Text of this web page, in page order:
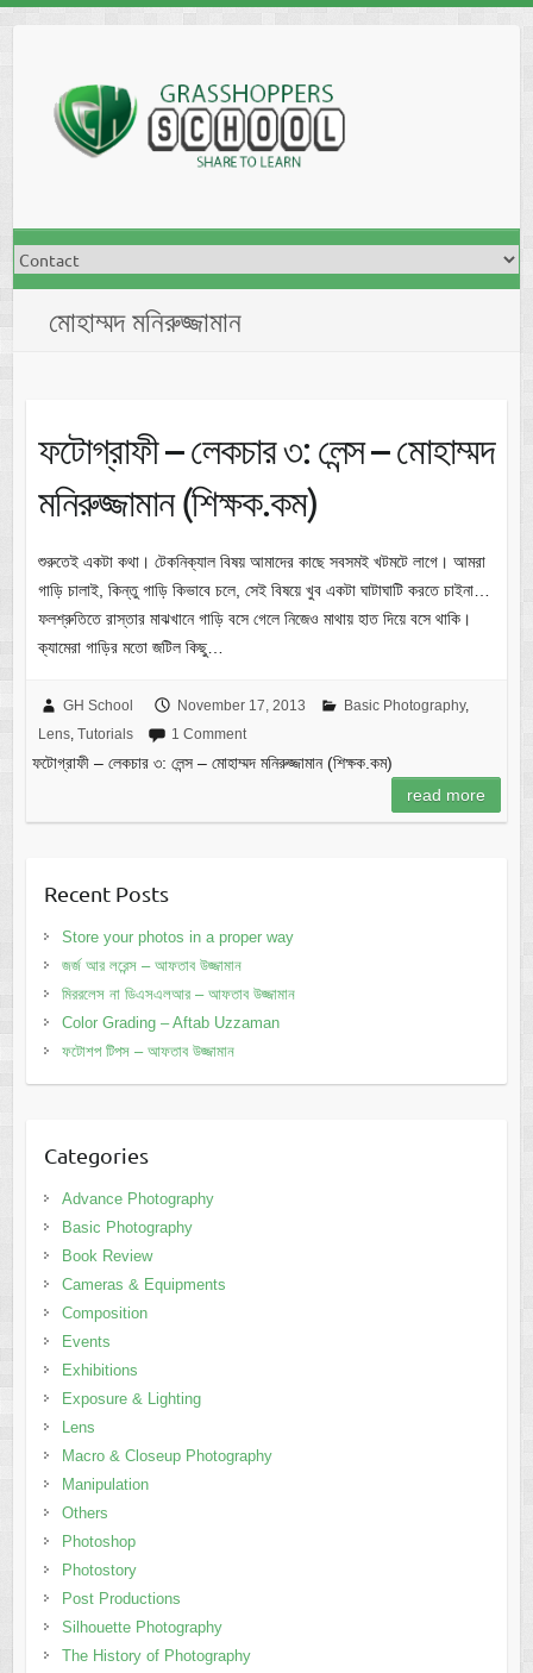
মোহাম্মদ মনিরুজ্জামান
ফটোগ্রাফী – লেকচার ৩: লেন্স – মোহাম্মদ
মনিরুজ্জামান (শিক্ষক.কম)
শুরুতেই একটা কথা। টেকনিক্যাল বিষয় আমাদের কাছে সবসমই খটমটে লাগে। আমরা
গাড়ি চালাই, কিন্তু গাড়ি কিভাবে চলে, সেই বিষয়ে খুব একটা ঘাটাঘাটি করতে চাইনা…
ফলশ্রুতিতে রাস্তার মাঝখানে গাড়ি বসে গেলে নিজেও মাথায় হাত দিয়ে বসে থাকি।
ক্যামেরা গাড়ির মতো জটিল কিছু…
GH School November 17, 2013 Basic Photography,
Lens, Tutorials 1 Comment
ফটোগ্রাফী – লেকচার ৩: লেন্স – মোহাম্মদ মনিরুজ্জামান (শিক্ষক.কম)
read more
Recent Posts
Store your photos in a proper way
জর্জ আর লরেন্স – আফতাব উজ্জামান
মিররলেস না ডিএসএলআর – আফতাব উজ্জামান
Color Grading – Aftab Uzzaman
ফটোশপ টিপস – আফতাব উজ্জামান
Categories
Advance Photography
Basic Photography
Book Review
Cameras & Equipments
Composition
Events
Exhibitions
Exposure & Lighting
Lens
Macro & Closeup Photography
Manipulation
Others
Photoshop
Photostory
Post Productions
Silhouette Photography
The History of Photography